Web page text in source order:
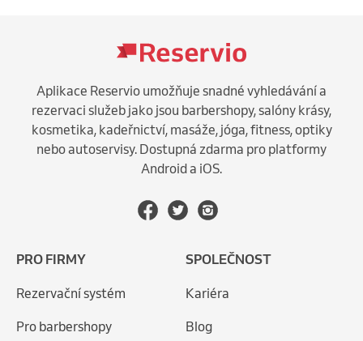
Aplikace Reservio umožňuje snadné vyhledávání a
rezervaci služeb jako jsou barbershopy, salóny krásy,
kosmetika, kadeřnictví, masáže, jóga, fitness, optiky
nebo autoservisy. Dostupná zdarma pro platformy
Android a iOS.
PRO FIRMY
Rezervační systém
Pro barbershopy
SPOLEČNOST
Kariéra
Blog